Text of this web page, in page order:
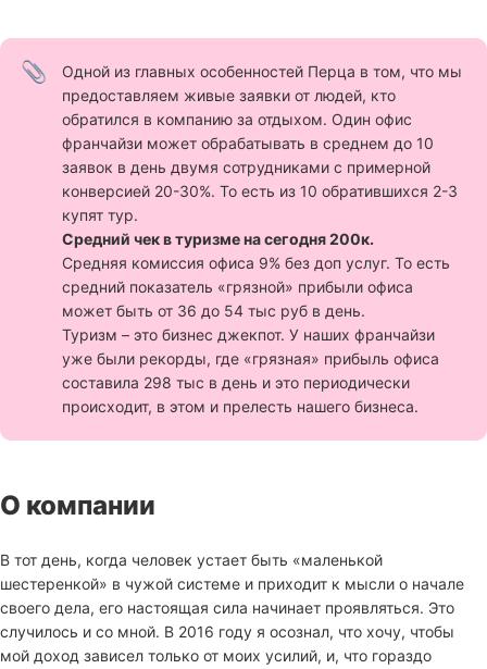
Одной из главных особенностей Перца в том, что мы
предоставляем живые заявки от людей, кто
обратился в компанию за отдыхом. Один офис
франчайзи может обрабатывать в среднем до 10
заявок в день двумя сотрудниками с примерной
конверсией 20-30%. То есть из 10 обратившихся 2-3
купят тур.
Средний чек в туризме на сегодня 200к.
Средняя комиссия офиса 9% без доп услуг. То есть
средний показатель «грязной» прибыли офиса
может быть от 36 до 54 тыс руб в день.
Туризм – это бизнес джекпот. У наших франчайзи
уже были рекорды, где «грязная» прибыль офиса
составила 298 тыс в день и это периодически
происходит, в этом и прелесть нашего бизнеса.
О компании
В тот день, когда человек устает быть «маленькой
шестеренкой» в чужой системе и приходит к мысли о начале
своего дела, его настоящая сила начинает проявляться. Это
случилось и со мной. В 2016 году я осознал, что хочу, чтобы
мой доход зависел только от моих усилий, и, что гораздо